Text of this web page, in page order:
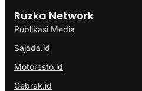
Ruzka Network
Publikasi Media
Sajada.id
Motoresto.id
Gebrak.id